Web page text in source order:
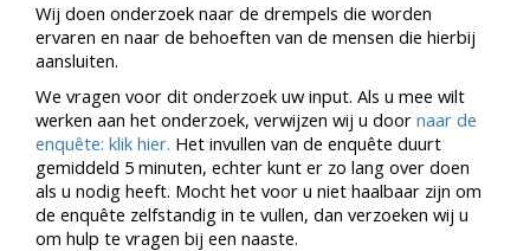
Wij doen onderzoek naar de drempels die worden
ervaren en naar de behoeften van de mensen die hierbij
aansluiten.
We vragen voor dit onderzoek uw input. Als u mee wilt
werken aan het onderzoek, verwijzen wij u door naar de
enquête: klik hier. Het invullen van de enquête duurt
gemiddeld 5 minuten, echter kunt er zo lang over doen
als u nodig heeft. Mocht het voor u niet haalbaar zijn om
de enquête zelfstandig in te vullen, dan verzoeken wij u
om hulp te vragen bij een naaste.